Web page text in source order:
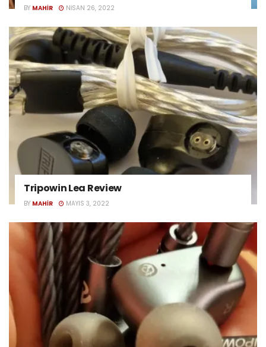
BY MAHIR NISAN 26, 2022
Tripowin Lea Review
BY MAHIR MAYIS 3, 2022